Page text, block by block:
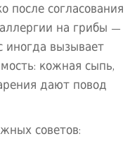
после согласования
на грибы —
вызывает
кожная сыпь,
дают повод
советов: